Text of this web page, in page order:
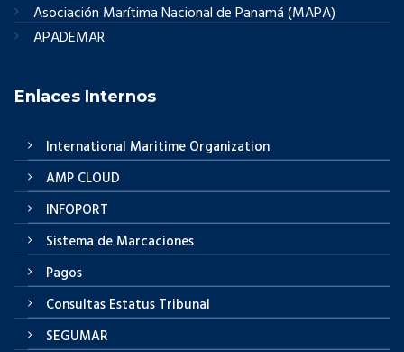
Asociación Marítima Nacional de Panamá (MAPA)
APADEMAR
Enlaces Internos
International Maritime Organization
AMP CLOUD
INFOPORT
Sistema de Marcaciones
Pagos
Consultas Estatus Tribunal
SEGUMAR